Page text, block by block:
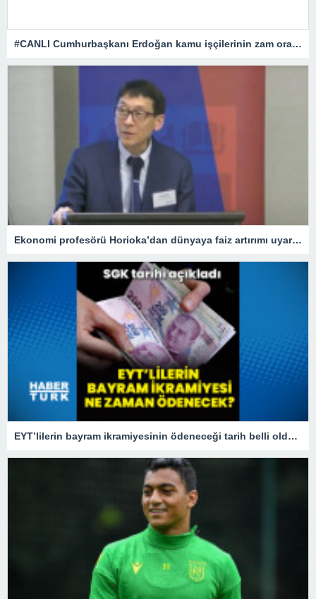
#CANLI Cumhurbaşkanı Erdoğan kamu işçilerinin zam oranını açıklıyor
Ekonomi profesörü Horioka’dan dünyaya faiz artırımı uyarısı
EYT’lilerin bayram ikramiyesinin ödeneceği tarih belli oldu! 2023 EYT bayram ikramiyesi ne zaman yatacak?